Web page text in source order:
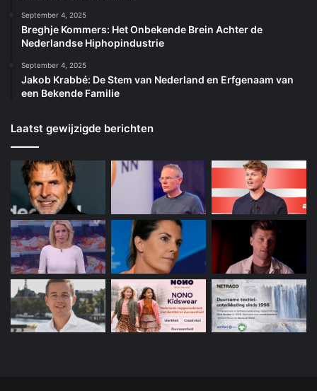
September 4, 2025
Breghje Kommers: Het Onbekende Brein Achter de
Nederlandse Hiphopindustrie
September 4, 2025
Jakob Krabbé: De Stem van Nederland en Erfgenaam van
een Bekende Familie
Laatst gewijzigde berichten